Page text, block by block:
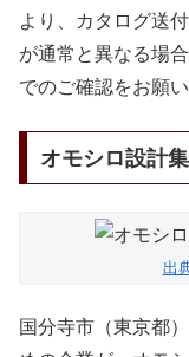
より、カタログ送
が通常と異なる場
でのご確認をお願
オモシロ設計
出
国分寺市（東京都